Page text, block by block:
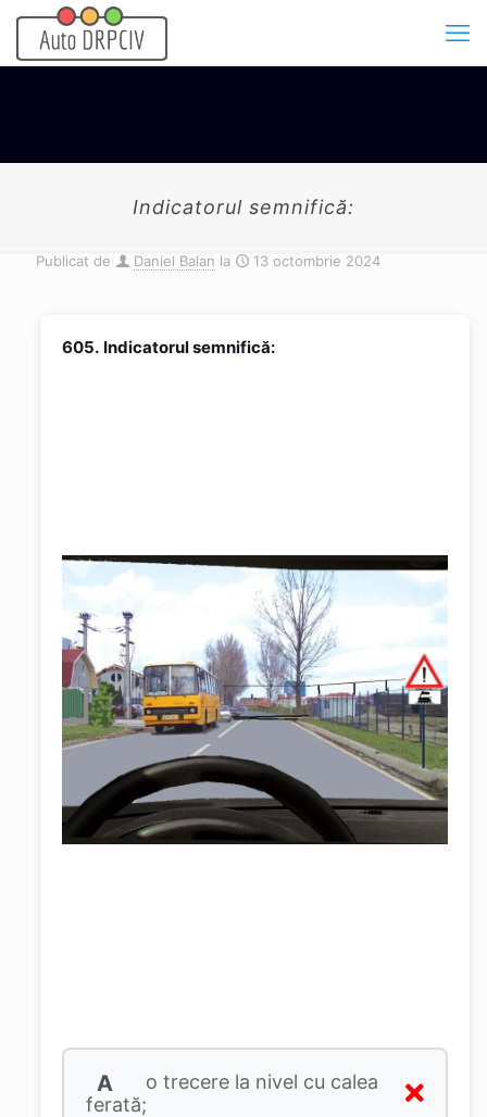
Indicatorul semnifică:
Publicat de Daniel Balan la 13 octombrie 2024
605. Indicatorul semnifică:
A
o trecere la nivel cu calea
ferată;